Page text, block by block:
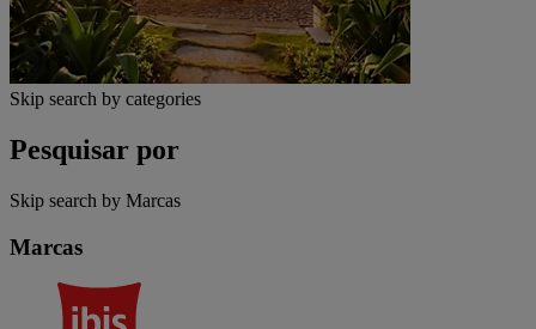
Skip search by categories
Pesquisar por
Skip search by Marcas
Marcas